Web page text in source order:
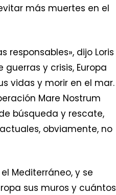
más muertes en el
dijo Loris
guerras y crisis, Europa
vidas y morir en el mar.
Mare Nostrum
búsqueda y rescate,
obviamente, no
Mediterráneo, y se
sus muros y cuántos